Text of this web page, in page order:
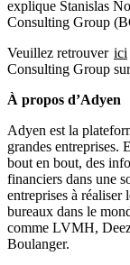
explique Stanislas
Consulting Group
Veuillez retrouver ici
À propos d’Adyen
Adyen est la
grandes entreprises.
bout en bout, des
financiers dans une
entreprises à réaliser
bureaux dans le
comme LVMH,
Boulanger.